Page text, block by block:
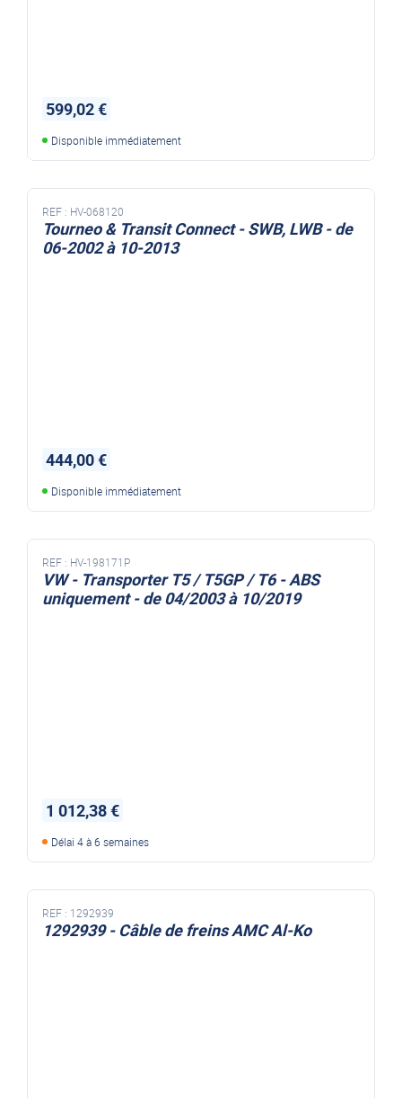
599,02 €
Disponible immédiatement
REF : HV-068120
Tourneo & Transit Connect - SWB, LWB - de
06-2002 à 10-2013
444,00 €
Disponible immédiatement
REF : HV-198171P
VW - Transporter T5 / T5GP / T6 - ABS
uniquement - de 04/2003 à 10/2019
1 012,38 €
Délai 4 à 6 semaines
REF : 1292939
1292939 - Câble de freins AMC Al-Ko